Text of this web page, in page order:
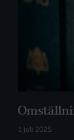
1 juli 2025